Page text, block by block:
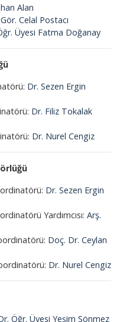
Alan
Celal Postacı
Üyesi Fatma Doğanay
Dr. Sezen Ergin
Dr. Filiz Tokalak
Dr. Nurel Cengiz
Dr. Sezen Ergin
Yardımcısı: Arş.
Doç. Dr. Ceylan
Dr. Nurel Cengiz
r. Öğr. Üyesi Yeşim Sönmez